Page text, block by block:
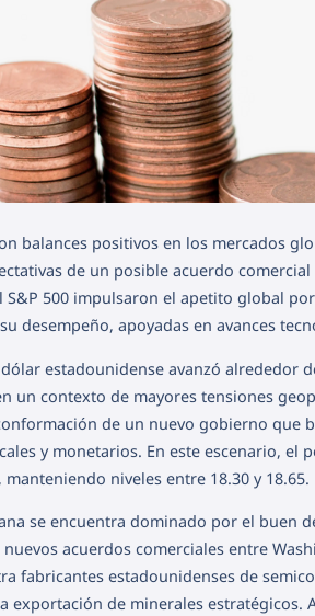
balances positivos en los mercados
de un posible acuerdo
500 impulsaron el apetito global
desempeño, apoyadas en avances
estadounidense avanzó alrededor
un contexto de mayores tensiones
de un nuevo gobierno que
y monetarios. En este escenario, el
niveles entre 18.30 y 18.65.
se encuentra dominado por el buen
acuerdos comerciales entre
fabricantes estadounidenses de
exportación de minerales estratégicos.